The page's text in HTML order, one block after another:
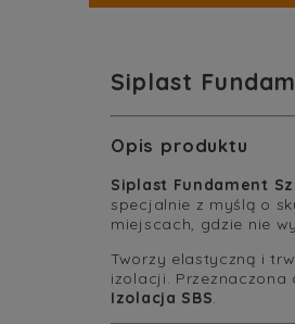
Siplast
Opis produktu
Siplast Fundament
specjalnie z myślą o
miejscach, gdzie nie
Tworzy elastyczną i
izolacji. Przeznaczona
Izolacja SBS